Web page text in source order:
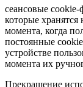
сеансовые
которые хранятся
момента, когда
постоянные
устройстве
момента их
Прекращение